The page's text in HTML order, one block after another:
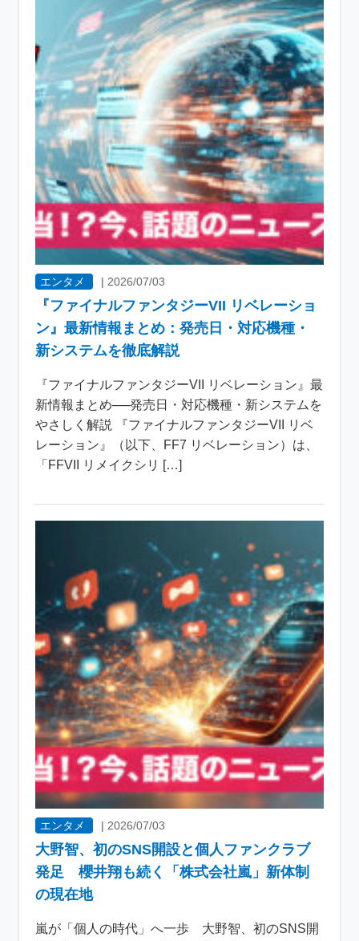
エンタメ | 2026/07/03
『ファイナルファンタジーVII リベレーショ
ン』最新情報まとめ：発売日・対応機種・
新システムを徹底解説
『ファイナルファンタジーVII リベレーション』最
新情報まとめ──発売日・対応機種・新システムを
やさしく解説 『ファイナルファンタジーVII リベ
レーション』（以下、FF7 リベレーション）は、
「FFVII リメイクシリ […]
エンタメ | 2026/07/03
大野智、初のSNS開設と個人ファンクラブ
発足 櫻井翔も続く「株式会社嵐」新体制
の現在地
嵐が「個人の時代」へ一歩 大野智、初のSNS開